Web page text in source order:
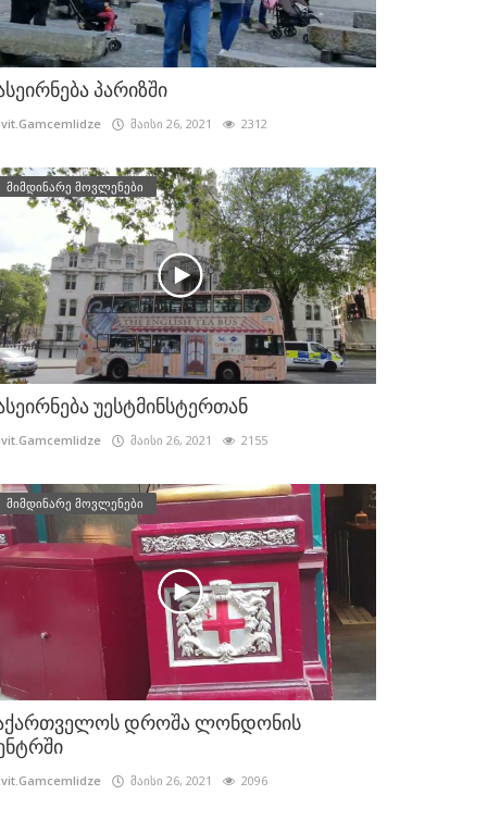
პარიზში
მაისი 26, 2021 2312
მიმდინარე მოვლენები
უესტმინსტერთან
მაისი 26, 2021 2155
მიმდინარე მოვლენები
დროშა ლონდონის
მაისი 26, 2021 2096